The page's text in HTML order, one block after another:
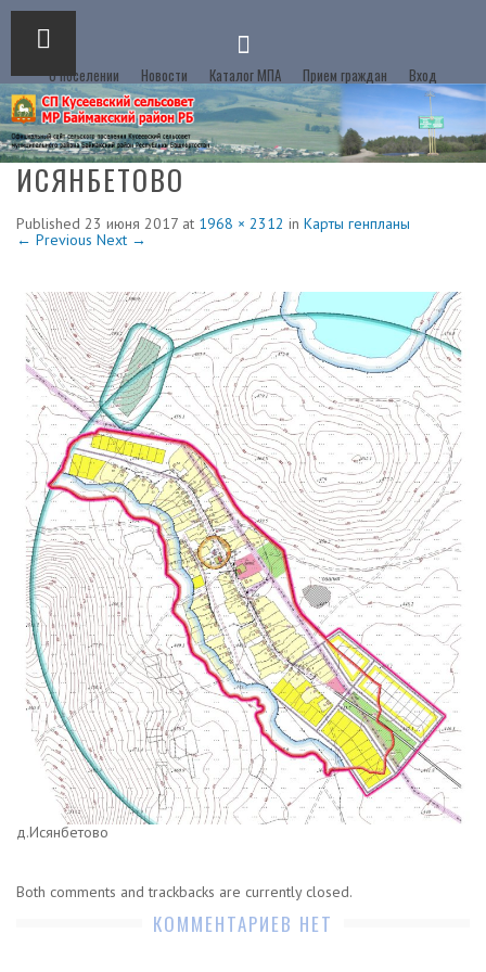
О поселении Новости Каталог МПА Прием граждан Вход
ИСЯНБЕТОВО
Published 23 июня 2017 at 1968 × 2312 in Карты генпланы
← Previous Next →
д.Исянбетово
Both comments and trackbacks are currently closed.
КОММЕНТАРИЕВ НЕТ